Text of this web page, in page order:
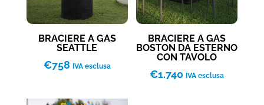
BRACIERE A GAS
SEATTLE
€758 IVA esclusa
BRACIERE A GAS
BOSTON DA ESTERNO
CON TAVOLO
€1.740 IVA esclusa